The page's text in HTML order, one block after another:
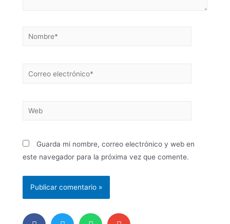
Guarda mi nombre, correo electrónico y web en
este navegador para la próxima vez que comente.